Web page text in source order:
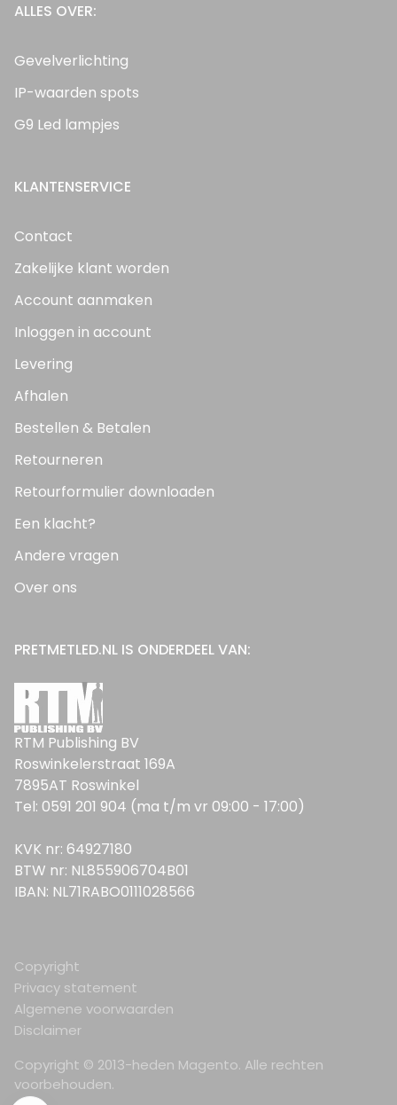
ALLES OVER:
Gevelverlichting
IP-waarden spots
G9 Led lampjes
KLANTENSERVICE
Contact
Zakelijke klant worden
Account aanmaken
Inloggen in account
Levering
Afhalen
Bestellen & Betalen
Retourneren
Retourformulier downloaden
Een klacht?
Andere vragen
Over ons
PRETMETLED.NL IS ONDERDEEL VAN:
RTM Publishing BV
Roswinkelerstraat 169A
7895AT Roswinkel
Tel: 0591 201 904 (ma t/m vr 09:00 - 17:00)
KVK nr: 64927180
BTW nr: NL855906704B01
IBAN: NL71RABO0111028566
Copyright © 2013-heden Magento. Alle rechten
voorbehouden.
Copyright
Privacy statement
Algemene voorwaarden
Disclaimer